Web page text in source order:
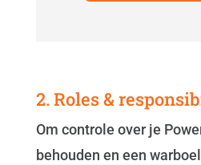
2. Roles &
Om controle over je
behouden en een